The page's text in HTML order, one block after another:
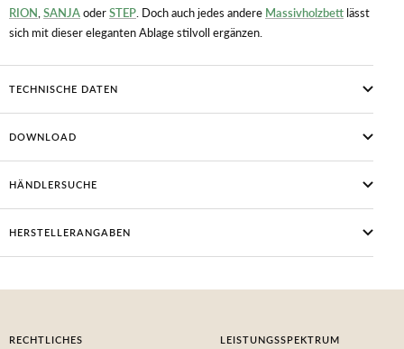
RION SANJAoderSTEP . Doch auch jedes andere Massivholzbett lässt
sich mit dieser eleganten Ablage stilvoll ergänzen.
TECHNISCHE DATEN
DOWNLOAD
HÄNDLERSUCHE
HERSTELLERANGABEN
RECHTLICHES LEISTUNGSSPEKTRUM